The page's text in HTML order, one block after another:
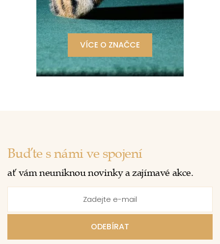
VÍCE O ZNAČCE
Buďte s námi ve spojení
ať vám neuniknou novinky a zajímavé akce.